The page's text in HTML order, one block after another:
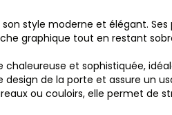
style moderne et élégant. Ses
graphique tout en restant
et sophistiquée,
de la porte et assure un
ou couloirs, elle permet de